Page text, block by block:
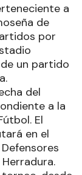
a
de
por
un partido
del
a la
El
en el